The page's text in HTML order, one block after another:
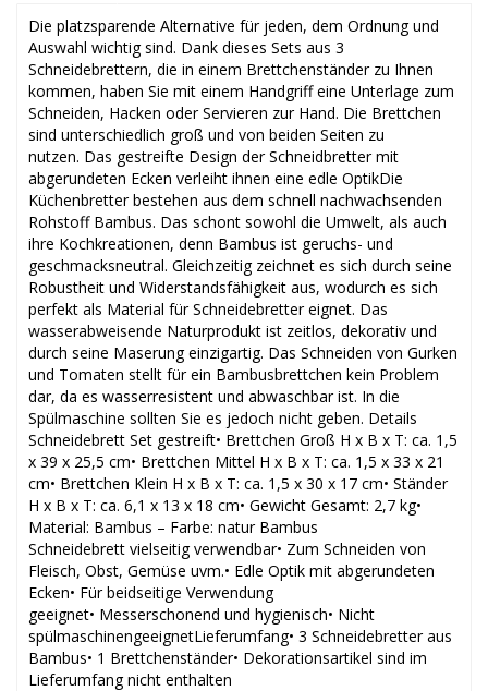
Die platzsparende Alternative für jeden, dem Ordnung und
Auswahl wichtig sind. Dank dieses Sets aus 3
Schneidebrettern, die in einem Brettchenständer zu Ihnen
kommen, haben Sie mit einem Handgriff eine Unterlage zum
Schneiden, Hacken oder Servieren zur Hand. Die Brettchen
sind unterschiedlich groß und von beiden Seiten zu
nutzen. Das gestreifte Design der Schneidbretter mit
abgerundeten Ecken verleiht ihnen eine edle OptikDie
Küchenbretter bestehen aus dem schnell nachwachsenden
Rohstoff Bambus. Das schont sowohl die Umwelt, als auch
ihre Kochkreationen, denn Bambus ist geruchs- und
geschmacksneutral. Gleichzeitig zeichnet es sich durch seine
Robustheit und Widerstandsfähigkeit aus, wodurch es sich
perfekt als Material für Schneidebretter eignet. Das
wasserabweisende Naturprodukt ist zeitlos, dekorativ und
durch seine Maserung einzigartig. Das Schneiden von Gurken
und Tomaten stellt für ein Bambusbrettchen kein Problem
dar, da es wasserresistent und abwaschbar ist. In die
Spülmaschine sollten Sie es jedoch nicht geben. Details
Schneidebrett Set gestreift• Brettchen Groß H x B x T: ca. 1,5
x 39 x 25,5 cm• Brettchen Mittel H x B x T: ca. 1,5 x 33 x 21
cm• Brettchen Klein H x B x T: ca. 1,5 x 30 x 17 cm• Ständer
H x B x T: ca. 6,1 x 13 x 18 cm• Gewicht Gesamt: 2,7 kg•
Material: Bambus – Farbe: natur Bambus
Schneidebrett vielseitig verwendbar• Zum Schneiden von
Fleisch, Obst, Gemüse uvm.• Edle Optik mit abgerundeten
Ecken• Für beidseitige Verwendung
geeignet• Messerschonend und hygienisch• Nicht
spülmaschinengeeignetLieferumfang• 3 Schneidebretter aus
Bambus• 1 Brettchenständer• Dekorationsartikel sind im
Lieferumfang nicht enthalten